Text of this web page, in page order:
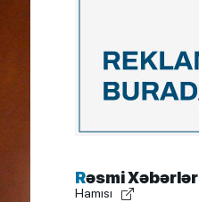
Rəsmi Xəbərlər
Hamısı